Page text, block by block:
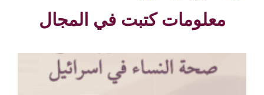
معلومات كتبت في المجال